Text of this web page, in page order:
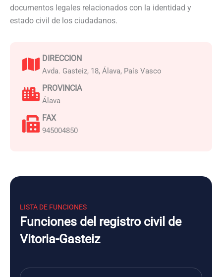
documentos legales relacionados con la identidad y
estado civil de los ciudadanos.
DIRECCION
Avda. Gasteiz, 18, Álava, País Vasco
PROVINCIA
Álava
FAX
945004850
LISTA DE FUNCIONES
Funciones del registro civil de
Vitoria-Gasteiz